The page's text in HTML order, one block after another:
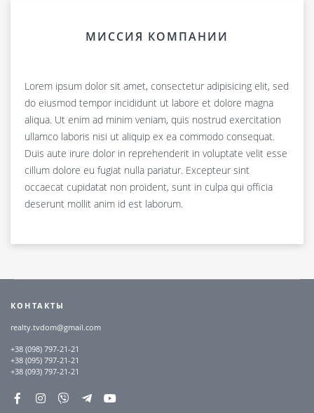
МИССИЯ КОМПАНИИ
Lorem ipsum dolor sit amet, consectetur adipisicing elit, sed
do eiusmod tempor incididunt ut labore et dolore magna
aliqua. Ut enim ad minim veniam, quis nostrud exercitation
ullamco laboris nisi ut aliquip ex ea commodo consequat.
Duis aute irure dolor in reprehenderit in voluptate velit esse
cillum dolore eu fugiat nulla pariatur. Excepteur sint
occaecat cupidatat non proident, sunt in culpa qui officia
deserunt mollit anim id est laborum.
КОНТАКТЫ
realty.tvdom@gmail.com
+38 (098) 797-21-21
+38 (095) 797-21-21
+38 (093) 797-21-21